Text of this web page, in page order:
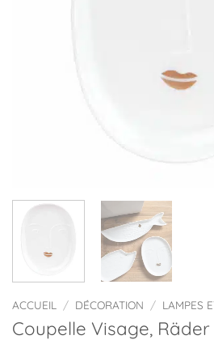
ACCUEIL / DÉCORATION / LAMPES
Coupelle Visage, Räder